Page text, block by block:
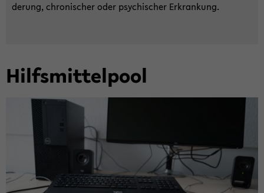
de­rung, chro­ni­scher oder psy­chi­scher Er­kran­kung.
Hilfs­mit­tel­pool